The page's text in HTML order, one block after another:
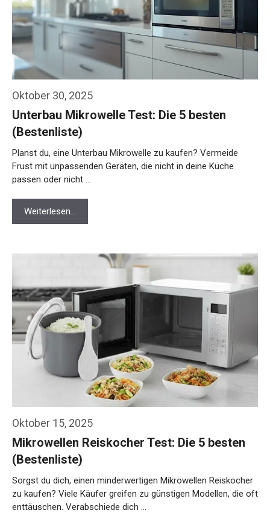
Oktober 30, 2025
Unterbau Mikrowelle Test: Die 5 besten
(Bestenliste)
Planst du, eine Unterbau Mikrowelle zu kaufen? Vermeide
Frust mit unpassenden Geräten, die nicht in deine Küche
passen oder nicht …
Weiterlesen…
Oktober 15, 2025
Mikrowellen Reiskocher Test: Die 5 besten
(Bestenliste)
Sorgst du dich, einen minderwertigen Mikrowellen Reiskocher
zu kaufen? Viele Käufer greifen zu günstigen Modellen, die oft
enttäuschen. Verabschiede dich …